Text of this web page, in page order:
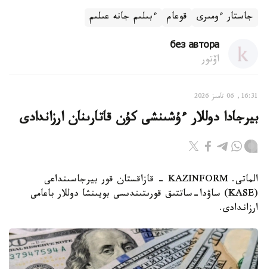
جاستار ءومىرى قوعام ءبىلىم جانە عىلىم
без автора
اۆتور
16:31, 06 تامىز 2026
بيرجادا دوللار ءۇشىنشى كۇن قاتارىنان ارزاندادى
الماتى. KAZINFORM - قازاقستان قور بيرجاسىنداعى
(KASE) ساۋدا-ساتتىق قورىتىندىسى بويىنشا دوللار باعامى
ارزاندادى.